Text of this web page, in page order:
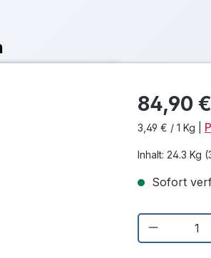
84,90
3,49 € / 1 Kg
Inhalt: 24.3 Kg
Sofort